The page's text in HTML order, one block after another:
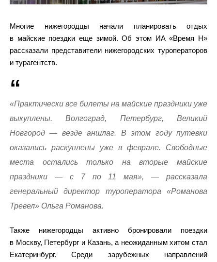
Многие нижегородцы начали планировать отдых
в майские поездки еще зимой. Об этом ИА «Время Н»
рассказали представители нижегородских туроператоров
и турагентств.
«Практически все билеты на майские праздники уже
выкуплены. Волгоград, Петербург, Великий
Новгород — везде аншлаг. В этом году путевки
оказались раскуплены уже в феврале. Свободные
места остались только на вторые майские
праздники — с 7 по 11 мая», — рассказала
генеральный директор туроператора «Романова
Тревел» Ольга Романова.
Также нижегородцы активно бронировали поездки
в Москву, Петербург и Казань, а неожиданным хитом стал
Екатеринбург. Среди зарубежных направлений